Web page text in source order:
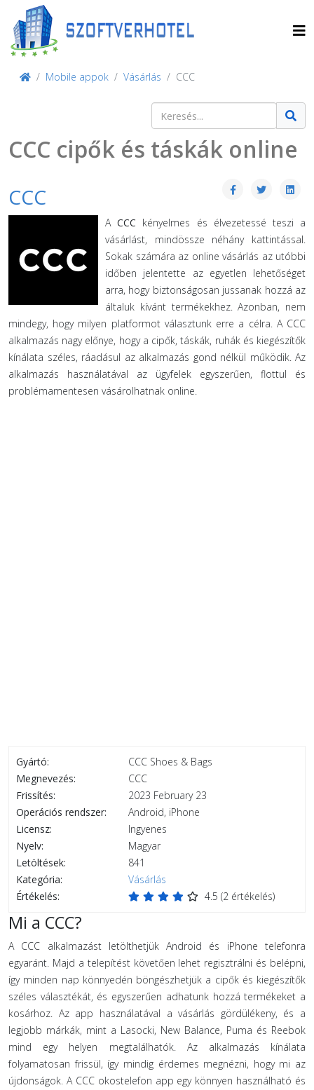
Mobile appok Vásárlás CCC
Keresés
CCC cipők és táskák online
CCC
ACCC kényelmes és élvezetessé teszi a
vásárlást, mindössze néhány kattintással.
Sokak számára az online vásárlás az utóbbi
időben jelentette az egyetlen lehetőséget
arra, hogy biztonságosan jussanak hozzá az
általuk kívánt termékekhez. Azonban, nem
mindegy, hogy milyen platformot választunk erre a célra. A CCC
alkalmazás nagy előnye, hogy a cipők, táskák, ruhák és kiegészítők
kínálata széles, ráadásul az alkalmazás gond nélkül működik. Az
alkalmazás használatával az ügyfelek egyszerűen, flottul és
problémamentesen vásárolhatnak online.
Gyártó:
CCC Shoes & Bags
Megnevezés:
CCC
Frissítés:
2023 February 23
Operációs rendszer:
Android, iPhone
Licensz:
Ingyenes
Nyelv:
Magyar
Letöltések:
841
Kategória:
Vásárlás
Értékelés:
4.5 (2 értékelés)
Mi a CCC?
A CCC alkalmazást letölthetjük Android és iPhone telefonra
egyaránt. Majd a telepítést követően lehet regisztrálni és belépni,
így minden nap könnyedén böngészhetjük a cipők és kiegészítők
széles választékát, és egyszerűen adhatunk hozzá termékeket a
kosárhoz. Az app használatával a vásárlás gördülékeny, és a
legjobb márkák, mint a Lasocki, New Balance, Puma és Reebok
mind egy helyen megtalálhatók. Az alkalmazás kínálata
folyamatosan frissül, így mindig érdemes megnézni, hogy mi az
újdonságok. A CCC okostelefon app egy könnyen használható és